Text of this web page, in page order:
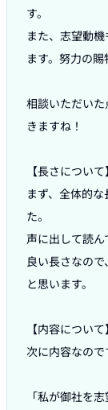
す。
また、志望動
ます。努力の賜
相談いただい
きますね！
【長さについて】
まず、全体的
た。
声に出して読
良い長さなの
と思います。
【内容について】
次に内容なので
「私が御社を